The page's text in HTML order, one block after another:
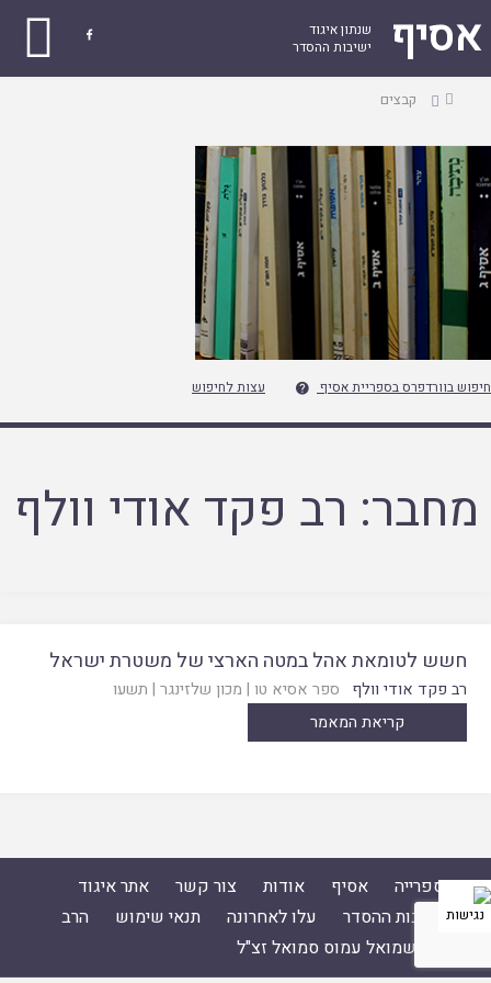
אסיף
שנתון איגוד
ישיבות ההסדר

עמודקבצים
חיפוש בוורדפרס בספריית אסיף  עצות לחיפוש
מחבר: רב פקד אודי וולף
חשש לטומאת אהל במטה הארצי של משטרת ישראל
רב פקד אודי וולף ספר אסיא טו | מכון שלזינגר | תשעו
קריאת המאמר
ספרייה אסיף אודות צור קשר
אתר איגוד
ישיבות ההסדר
עלו לאחרונה תנאי שימוש
הרב
ד"ר שמואל עמוס סמואל זצ"ל